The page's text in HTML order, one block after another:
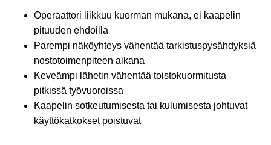
Operaattori liikkuu kuorman mukana, ei kaapelin
pituuden ehdoilla
Parempi näköyhteys vähentää tarkistuspysähdyksiä
nostotoimenpiteen aikana
Keveämpi lähetin vähentää toistokuormitusta
pitkissä työvuoroissa
Kaapelin sotkeutumisesta tai kulumisesta johtuvat
käyttökatkokset poistuvat